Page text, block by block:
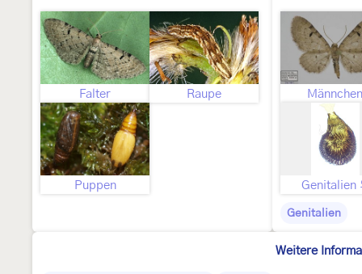
Falter Raupe
Puppen
Männchen
Genitalien
Genitalien
Weitere